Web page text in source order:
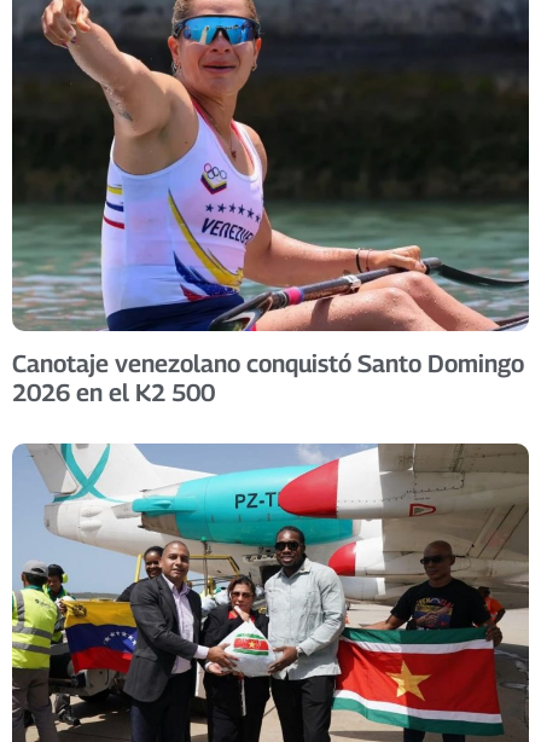
Canotaje venezolano conquistó Santo Domingo
2026 en el K2 500 ​